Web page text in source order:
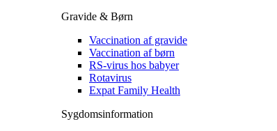
Gravide & Børn
Vaccination af gravide
Vaccination af børn
RS-virus hos babyer
Rotavirus
Expat Family Health
Sygdomsinformation